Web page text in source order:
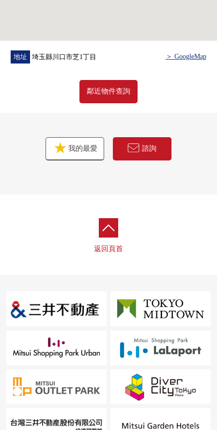
地址 埼玉縣川口市芝1丁目 ＞ GoogleMap
鄰近物件查詢
我的最愛 諮詢
返回頁首